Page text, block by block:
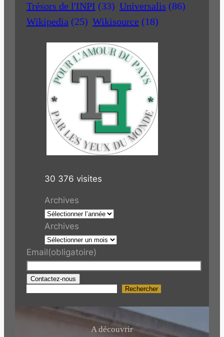
Trésors de l'INPI (33) Universalis (86)
Wikipedia (25) Wikisource (18)
30 376 visites
Archives
Archives
Email(obligatoire)
Contactez-nous
Rechercher
A découvrir